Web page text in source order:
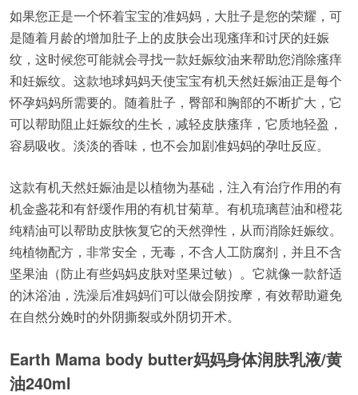
如果您正是一个怀着宝宝的准妈妈，大肚子是您的荣耀，可
是随着月龄的增加肚子上的皮肤会出现瘙痒和讨厌的妊娠
纹，这时候您可能就会寻找一款妊娠纹油来帮助您消除瘙痒
和妊娠纹。这款地球妈妈天使宝宝有机天然妊娠油正是每个
怀孕妈妈所需要的。随着肚子，臀部和胸部的不断扩大，它
可以帮助阻止妊娠纹的生长，减轻皮肤瘙痒，它质地轻盈，
容易吸收。淡淡的香味，也不会加剧准妈妈的孕吐反应。
这款有机天然妊娠油是以植物为基础，注入有治疗作用的有
机金盏花和有舒缓作用的有机甘菊草。有机琉璃苣油和橙花
纯精油可以帮助皮肤恢复它的天然弹性，从而消除妊娠纹。
纯植物配方，非常安全，无毒，不含人工防腐剂，并且不含
坚果油（防止有些妈妈皮肤对坚果过敏）。它就像一款舒适
的沐浴油，洗澡后准妈妈们可以做会阴按摩，有效帮助避免
在自然分娩时的外阴撕裂或外阴切开术。
Earth Mama body butter妈妈身体润肤乳液/黄
油240ml